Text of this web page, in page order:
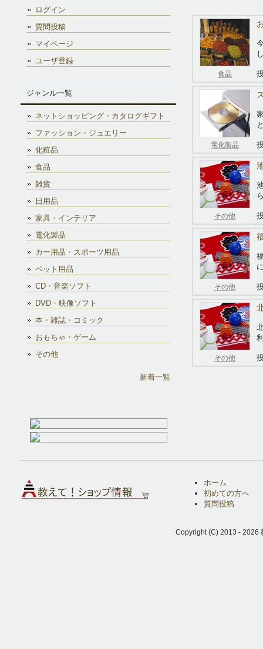
食品
電化製品
その他
その他
その他
ログイン
質問投稿
マイページ
ユーザ登録
ジャンル一覧
ネットショッピング・カタログギフト
ファッション・ジュエリー
化粧品
食品
雑貨
日用品
家具・インテリア
電化製品
カー用品・スポーツ用品
ペット用品
CD・音楽ソフト
DVD・映像ソフト
本・雑誌・コミック
おもちゃ・ゲーム
その他
新着一覧
ホーム
初めての方へ
質問投稿
Copyright (C) 2013 - 2026